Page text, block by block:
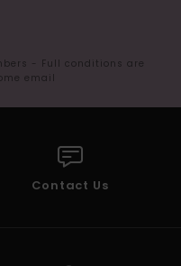
- Full conditions are
email
Contact Us